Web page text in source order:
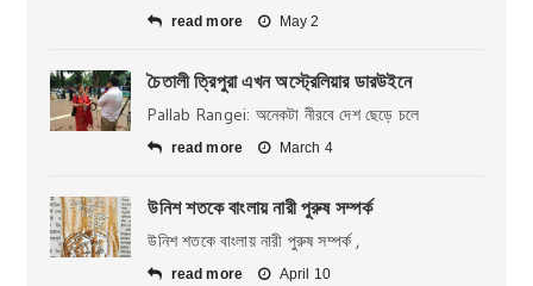
read more May 2
চৈতালী ত্রিপুরা এখন অস্ট্রেলিয়ার ডারউইনে
Pallab Rangei: অনেকটা নীরবে দেশ ছেড়ে চলে
read more March 4
উনিশ শতকে বাংলায় নারী পুরুষ সম্পর্ক
উনিশ শতকে বাংলায় নারী পুরুষ সম্পর্ক ,
read more April 10